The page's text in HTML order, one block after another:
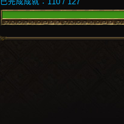
已完成成就：110 / 127